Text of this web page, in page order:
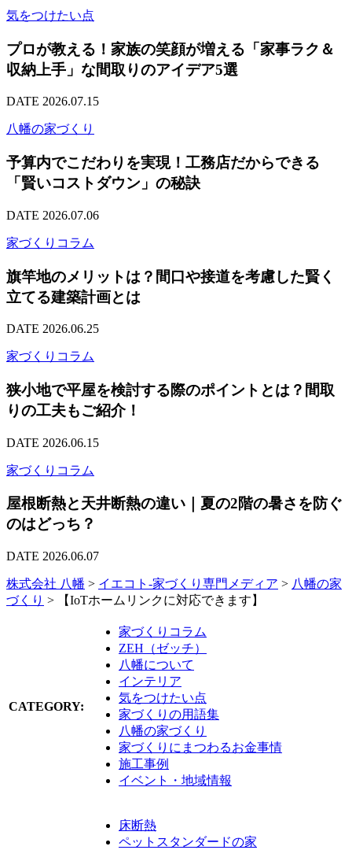
気をつけたい点
プロが教える！家族の笑顔が増える「家事ラク＆
収納上手」な間取りのアイデア5選
DATE 2026.07.15
八幡の家づくり
予算内でこだわりを実現！工務店だからできる
「賢いコストダウン」の秘訣
DATE 2026.07.06
家づくりコラム
旗竿地のメリットは？間口や接道を考慮した賢く
立てる建築計画とは
DATE 2026.06.25
家づくりコラム
狭小地で平屋を検討する際のポイントとは？間取
りの工夫もご紹介！
DATE 2026.06.15
家づくりコラム
屋根断熱と天井断熱の違い｜夏の2階の暑さを防ぐ
のはどっち？
DATE 2026.06.07
株式会社 八幡 > イエコト-家づくり専門メディア > 八幡の家
づくり > 【IoTホームリンクに対応できます】
CATEGORY:
家づくりコラム
ZEH（ゼッチ）
八幡について
インテリア
気をつけたい点
家づくりの用語集
八幡の家づくり
家づくりにまつわるお金事情
施工事例
イベント・地域情報
床断熱
ペットスタンダードの家